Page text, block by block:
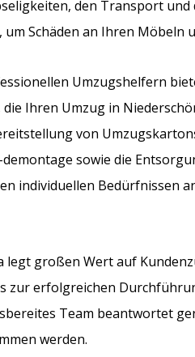
den Transport
Schäden an Ihren Möbeln
Umzugshelfern
Ihren Umzug in
von
sowie die
individuellen Bedürfnissen
legt großen Wert auf
zur erfolgreichen
Team beantwortet
werden.